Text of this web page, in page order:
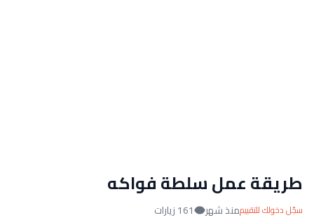
طريقة عمل سلطة فواكه
سجّل دخولك للتقييممنذ شهر 161 زيارات